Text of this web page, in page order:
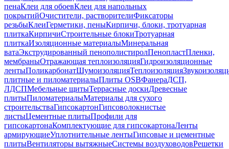
пенаКлеи для обоевКлеи для напольных
покрытийОчистители, растворителиФиксаторы
резьбыКлеиГерметики, пеныКирпичи, блоки, тротуарная
плиткаКирпичиСтроительные блокиТротуарная
плиткаИзоляционные материалыМинеральная
ватаЭкструдированный пенополистиролПенопластПленки,
мембраныОтражающая теплоизоляцияГидроизоляционные
лентыПоликарбонатШумоизоляцияТеплоизоляция
плитные и пиломатериалыПлиты OSBФанераДСП,
ЛДСПМебельные щитыТеррасные доскиДревесные
плитыПиломатериалыМатериалы для сухого
строительстваГипсокартонГипсоволокнистые
листыЦементные плитыПрофили для
гипсокартонаКомплектующие для гипсокартонаЛенты
армирующиеУплотнительные лентыГипсовые и цементные
плитыВентиляторы вытяжныеСистемы воздуховодовРешетки